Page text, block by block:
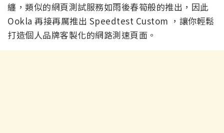
纏，類似的網頁測試服務如雨後春筍般的推出，因此
Ookla 再接再厲推出 Speedtest Custom ，讓你輕鬆
打造個人品牌客製化的網路測速頁面。